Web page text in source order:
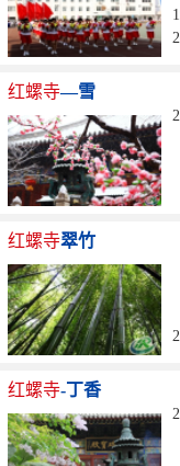
红螺寺—雪
红螺寺翠竹
红螺寺-丁香